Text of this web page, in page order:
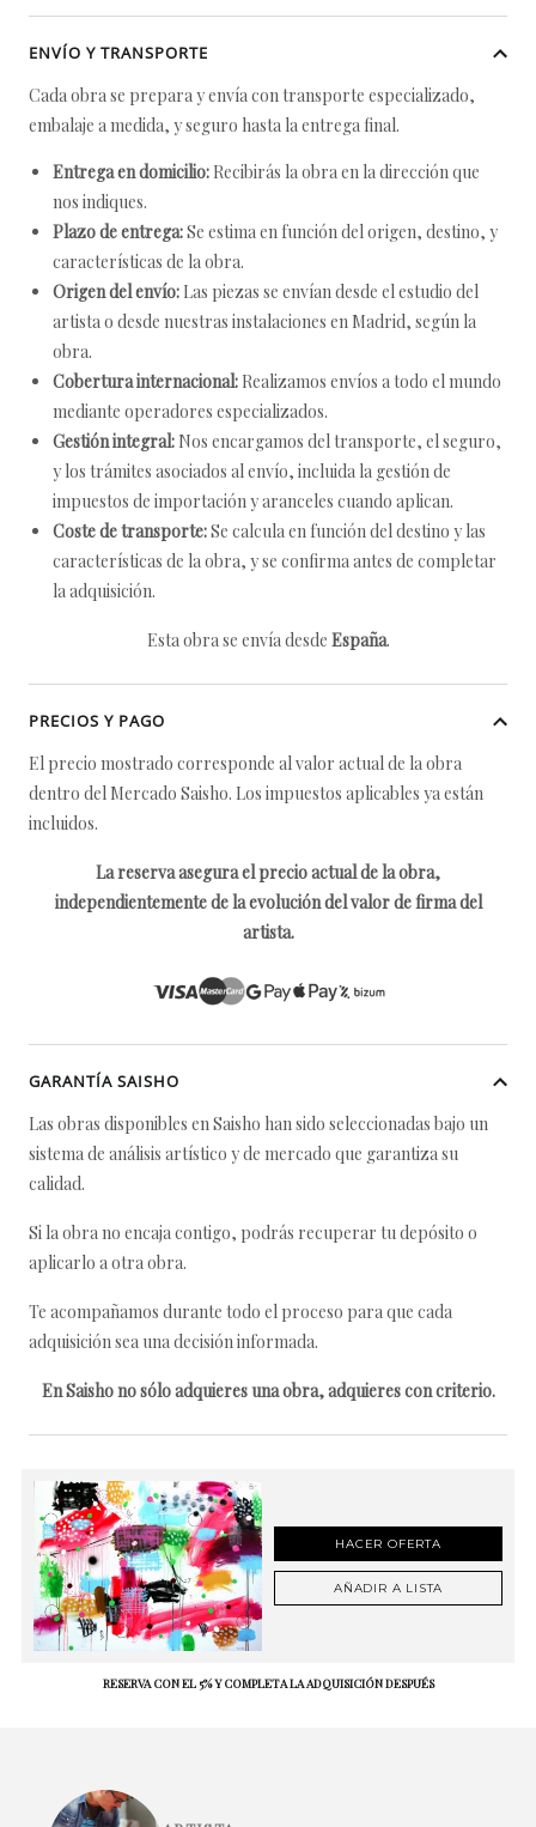
ENVÍO Y TRANSPORTE
Cada obra se prepara y envía con transporte especializado,
embalaje a medida, y seguro hasta la entrega final.
Entrega en domicilio: Recibirás la obra en la dirección que
nos indiques.
Plazo de entrega:Se estima en función del origen, destino, y
características de la obra.
Origen del envío: Las piezas se envían desde el estudio del
artista o desde nuestras instalaciones en Madrid, según la
obra.
Cobertura internacional: Realizamos envíos a todo el mundo
mediante operadores especializados.
Gestión integral: Nos encargamos del transporte, el seguro,
y los trámites asociados al envío, incluida la gestión de
impuestos de importación y aranceles cuando aplican.
Coste de transporte:Se calcula en función del destino y las
características de la obra, y se confirma antes de completar
la adquisición.
Esta obra se envía desde España.
PRECIOS Y PAGO
El precio mostrado corresponde al valor actual de la obra
dentro del Mercado Saisho. Los impuestos aplicables ya están
incluidos.
La reserva asegura el precio actual de la obra,
independientemente de la evolución del valor de firma del
artista.
GARANTÍA SAISHO
Las obras disponibles en Saisho han sido seleccionadas bajo un
sistema de análisis artístico y de mercado que garantiza su
calidad.
Si la obra no encaja contigo, podrás recuperar tu depósito o
aplicarlo a otra obra.
Te acompañamos durante todo el proceso para que cada
adquisición sea una decisión informada.
En Saisho no sólo adquieres una obra, adquieres con criterio.
HACER OFERTA
AÑADIR A LISTA
RESERVA CON EL 5% Y COMPLETA LA ADQUISICIÓN DESPUÉS